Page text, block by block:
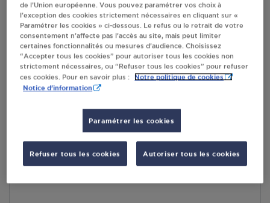
RECEVOIR LES COORDONNÉES DU REVENDEUR
En cliquant sur « S’y rendre », j’autorise le traitement
d’informations (dont mon adresse IP) et leur transfert hors UE
par Google Maps afin d’afficher la carte.
En savoir plus
Accès
de l’Union européenne. Vous pouvez paramétrer vos choix à
l’exception des cookies strictement nécessaires en cliquant sur «
Paramétrer les cookies » ci-dessous. Le refus ou le retrait de votre
consentement n’affecte pas l’accès au site, mais peut limiter
certaines fonctionnalités ou mesures d’audience. Choisissez
“Accepter tous les cookies” pour autoriser tous les cookies non
strictement nécessaires, ou “Refuser tous les cookies” pour refuser
ces cookies. Pour en savoir plus :
Notre politique de cookies
Notice d'information
Paramétrer les cookies
Refuser tous les cookies Autoriser tous les cookies